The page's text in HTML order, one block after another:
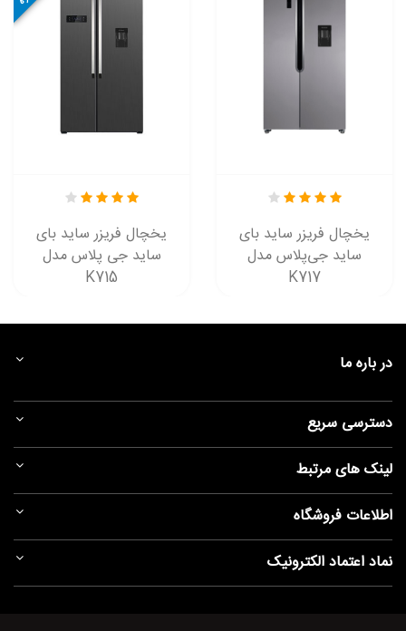
یخچال فریزر ساید بای
ساید جی پلاس مدل
K715
یخچال فریزر ساید بای
ساید جی‌پلاس مدل
K717
در باره ما
دسترسی سریع
لینک های مرتبط
اطلاعات فروشگاه
نماد اعتماد الکترونیک